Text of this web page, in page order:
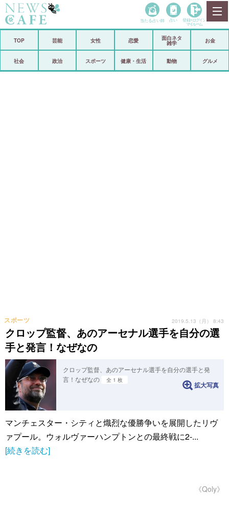
政治
当たる占い師 占い 登録• ログイン
マイルーム
TOP 芸能 女性 恋愛
面白ネタ
雑学
お金
社会 政治 スポーツ 健康・生活 動物 グルメ
クロップ監督、あのアーセナル選手を自分の選
手と発言！なぜなの
スポーツ 2019.5.13（月） 8:43
クロップ監督、あのアーセナル選手を自分の選手と発
言！なぜなの
全 1 枚
拡大写真
マンチェスター・シティと熾烈な優勝争いを展開したリヴ
ァプール。ウォルヴァーハンプトンとの最終戦に2-...
[続きを読む]
《Qoly》